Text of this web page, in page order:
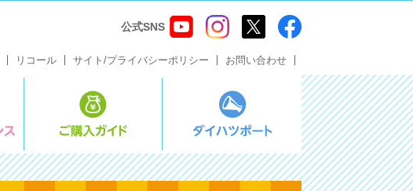
公式SNS
リコール サイト/プライバシーポリシー お問い合わせ
ダイハツポート